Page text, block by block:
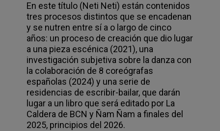
En este título (Neti Neti) están contenidos
tres procesos distintos que se encadenan
y se nutren entre sí a o largo de cinco
años: un proceso de creación que dio lugar
a una pieza escénica (2021), una
investigación subjetiva sobre la danza con
la colaboración de 8 coreógrafas
españolas (2024) y una serie de
residencias de escribir-bailar, que darán
lugar a un libro que será editado por La
Caldera de BCN y Ñam Ñam a finales del
2025, principios del 2026.